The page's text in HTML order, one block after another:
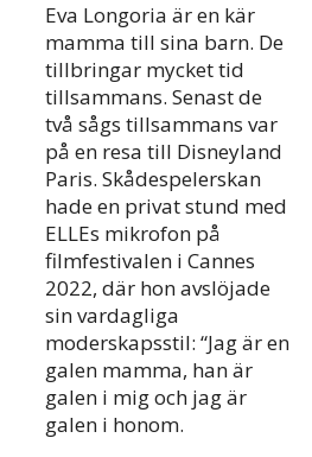
Eva Longoria är en kär
mamma till sina barn. De
tillbringar mycket tid
tillsammans. Senast de
två sågs tillsammans var
på en resa till Disneyland
Paris. Skådespelerskan
hade en privat stund med
ELLEs mikrofon på
filmfestivalen i Cannes
2022, där hon avslöjade
sin vardagliga
moderskapsstil: “Jag är en
galen mamma, han är
galen i mig och jag är
galen i honom.